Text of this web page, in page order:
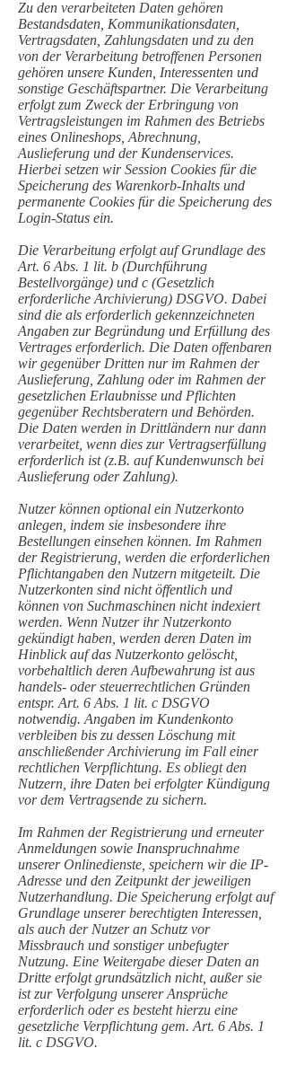
Zu den verarbeiteten Daten gehören
Bestandsdaten, Kommunikationsdaten,
Vertragsdaten, Zahlungsdaten und zu den
von der Verarbeitung betroffenen Personen
gehören unsere Kunden, Interessenten und
sonstige Geschäftspartner. Die Verarbeitung
erfolgt zum Zweck der Erbringung von
Vertragsleistungen im Rahmen des Betriebs
eines Onlineshops, Abrechnung,
Auslieferung und der Kundenservices.
Hierbei setzen wir Session Cookies für die
Speicherung des Warenkorb-Inhalts und
permanente Cookies für die Speicherung des
Login-Status ein.
Die Verarbeitung erfolgt auf Grundlage des
Art. 6 Abs. 1 lit. b (Durchführung
Bestellvorgänge) und c (Gesetzlich
erforderliche Archivierung) DSGVO. Dabei
sind die als erforderlich gekennzeichneten
Angaben zur Begründung und Erfüllung des
Vertrages erforderlich. Die Daten offenbaren
wir gegenüber Dritten nur im Rahmen der
Auslieferung, Zahlung oder im Rahmen der
gesetzlichen Erlaubnisse und Pflichten
gegenüber Rechtsberatern und Behörden.
Die Daten werden in Drittländern nur dann
verarbeitet, wenn dies zur Vertragserfüllung
erforderlich ist (z.B. auf Kundenwunsch bei
Auslieferung oder Zahlung).
Nutzer können optional ein Nutzerkonto
anlegen, indem sie insbesondere ihre
Bestellungen einsehen können. Im Rahmen
der Registrierung, werden die erforderlichen
Pflichtangaben den Nutzern mitgeteilt. Die
Nutzerkonten sind nicht öffentlich und
können von Suchmaschinen nicht indexiert
werden. Wenn Nutzer ihr Nutzerkonto
gekündigt haben, werden deren Daten im
Hinblick auf das Nutzerkonto gelöscht,
vorbehaltlich deren Aufbewahrung ist aus
handels- oder steuerrechtlichen Gründen
entspr. Art. 6 Abs. 1 lit. c DSGVO
notwendig. Angaben im Kundenkonto
verbleiben bis zu dessen Löschung mit
anschließender Archivierung im Fall einer
rechtlichen Verpflichtung. Es obliegt den
Nutzern, ihre Daten bei erfolgter Kündigung
vor dem Vertragsende zu sichern.
Im Rahmen der Registrierung und erneuter
Anmeldungen sowie Inanspruchnahme
unserer Onlinedienste, speichern wir die IP-
Adresse und den Zeitpunkt der jeweiligen
Nutzerhandlung. Die Speicherung erfolgt auf
Grundlage unserer berechtigten Interessen,
als auch der Nutzer an Schutz vor
Missbrauch und sonstiger unbefugter
Nutzung. Eine Weitergabe dieser Daten an
Dritte erfolgt grundsätzlich nicht, außer sie
ist zur Verfolgung unserer Ansprüche
erforderlich oder es besteht hierzu eine
gesetzliche Verpflichtung gem. Art. 6 Abs. 1
lit. c DSGVO.